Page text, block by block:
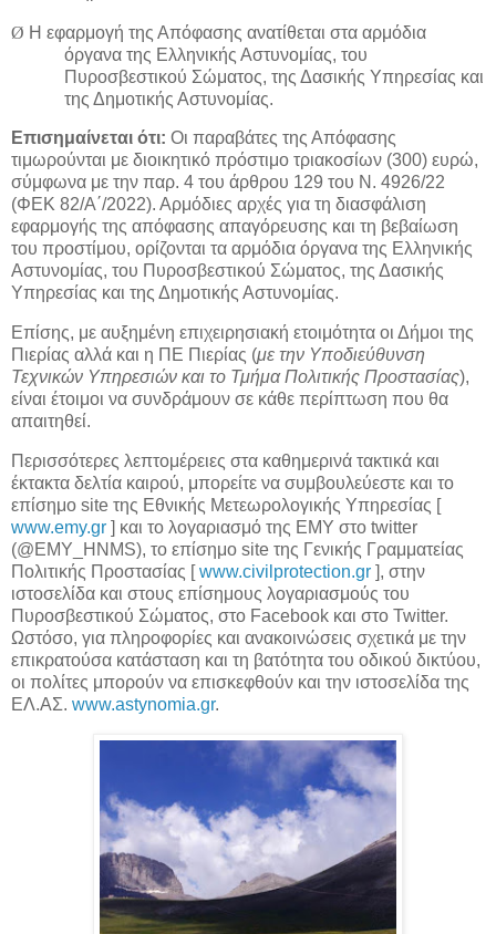
Ø Η εφαρμογή της Απόφασης ανατίθεται στα αρμόδια
όργανα της Ελληνικής Αστυνομίας, του
Πυροσβεστικού Σώματος, της Δασικής Υπηρεσίας και
της Δημοτικής Αστυνομίας.
Επισημαίνεται ότι: Οι παραβάτες της Απόφασης
τιμωρούνται με διοικητικό πρόστιμο τριακοσίων (300) ευρώ,
σύμφωνα με την παρ. 4 του άρθρου 129 του Ν. 4926/22
(ΦΕΚ 82/Α΄/2022). Αρμόδιες αρχές για τη διασφάλιση
εφαρμογής της απόφασης απαγόρευσης και τη βεβαίωση
του προστίμου, ορίζονται τα αρμόδια όργανα της Ελληνικής
Αστυνομίας, του Πυροσβεστικού Σώματος, της Δασικής
Υπηρεσίας και της Δημοτικής Αστυνομίας.
Επίσης, με αυξημένη επιχειρησιακή ετοιμότητα οι Δήμοι της
Πιερίας αλλά και η ΠΕ Πιερίας (με την Υποδιεύθυνση
Τεχνικών Υπηρεσιών και το Τμήμα Πολιτικής Προστασίας),
είναι έτοιμοι να συνδράμουν σε κάθε περίπτωση που θα
απαιτηθεί.
Περισσότερες λεπτομέρειες στα καθημερινά τακτικά και
έκτακτα δελτία καιρού, μπορείτε να συμβουλεύεστε και το
επίσημο site της Εθνικής Μετεωρολογικής Υπηρεσίας [
www.emy.gr ] και το λογαριασμό της ΕΜΥ στο twitter
(@EMY_HNMS), το επίσημο site της Γενικής Γραμματείας
Πολιτικής Προστασίας [www.civilprotection.gr ], στην
ιστοσελίδα και στους επίσημους λογαριασμούς του
Πυροσβεστικού Σώματος, στο Facebook και στο Twitter.
Ωστόσο, για πληροφορίες και ανακοινώσεις σχετικά με την
επικρατούσα κατάσταση και τη βατότητα του οδικού δικτύου,
οι πολίτες μπορούν να επισκεφθούν και την ιστοσελίδα της
ΕΛ.ΑΣ. www.astynomia.gr.